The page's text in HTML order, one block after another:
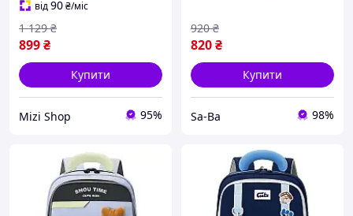
значками,
водонепроникний
ранець-портфель
від90₴/міс
899₴
1 129 ₴
Купити
Mizi Shop 95%
820₴
920 ₴
Купити
Sa-Ba 98%